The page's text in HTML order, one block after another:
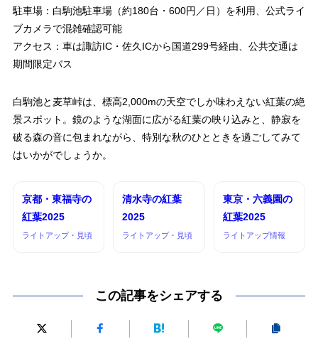
駐車場：白駒池駐車場（約180台・600円／日）を利用、公式ライ
ブカメラで混雑確認可能
アクセス：車は諏訪IC・佐久ICから国道299号経由、公共交通は
期間限定バス
白駒池と麦草峠は、標高2,000mの天空でしか味わえない紅葉の絶
景スポット。鏡のような湖面に広がる紅葉の映り込みと、静寂を
破る森の音に包まれながら、特別な秋のひとときを過ごしてみて
はいかがでしょうか。
京都・東福寺の
紅葉2025
ライトアップ・見頃
清水寺の紅葉
2025
ライトアップ・見頃
東京・六義園の
紅葉2025
ライトアップ情報
この記事をシェアする